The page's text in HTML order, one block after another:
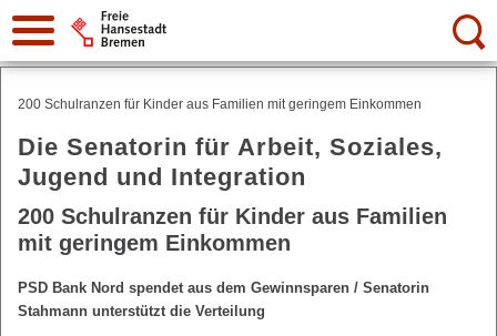
Suche:
200 Schulranzen für Kinder aus Familien mit geringem Einkommen
Die Senatorin für Arbeit, Soziales,
Jugend und Integration
200 Schulranzen für Kinder aus Familien
mit geringem Einkommen
PSD Bank Nord spendet aus dem Gewinnsparen / Senatorin
Stahmann unterstützt die Verteilung